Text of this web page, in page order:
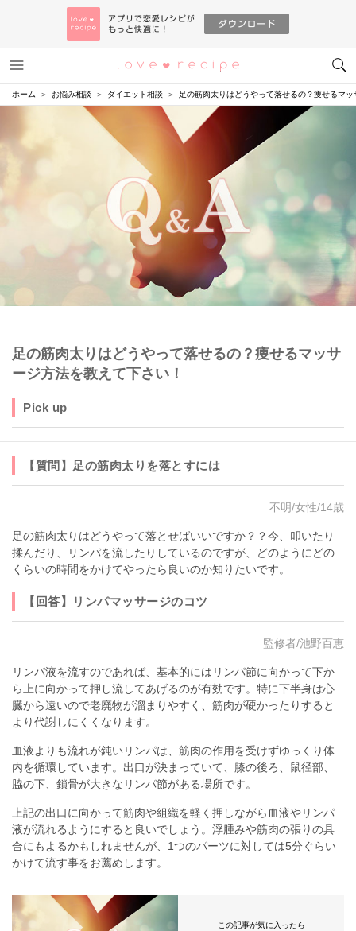
恋愛レシピ
ホーム お悩み相談 ダイエット相談 足の筋肉太りはどうやって落せるの？痩せるマ
足の筋肉太りはどうやって落せるの？痩せるマッサ
ージ方法を教えて下さい！
Pick up
【質問】足の筋肉太りを落とすには
不明/女性/14歳
足の筋肉太りはどうやって落とせばいいですか？？今、叩いたり
揉んだり、リンパを流したりしているのですが、どのようにどの
くらいの時間をかけてやったら良いのか知りたいです。
【回答】リンパマッサージのコツ
監修者/池野百恵
リンパ液を流すのであれば、基本的にはリンパ節に向かって下か
ら上に向かって押し流してあげるのが有効です。特に下半身は心
臓から遠いので老廃物が溜まりやすく、筋肉が硬かったりすると
より代謝しにくくなります。
血液よりも流れが鈍いリンパは、筋肉の作用を受けずゆっくり体
内を循環しています。出口が決まっていて、膝の後ろ、鼠径部、
脇の下、鎖骨が大きなリンパ節がある場所です。
上記の出口に向かって筋肉や組織を軽く押しながら血液やリンパ
液が流れるようにすると良いでしょう。浮腫みや筋肉の張りの具
合にもよるかもしれませんが、1つのパーツに対しては5分ぐらい
かけて流す事をお薦めします。
この記事が気に入ったら